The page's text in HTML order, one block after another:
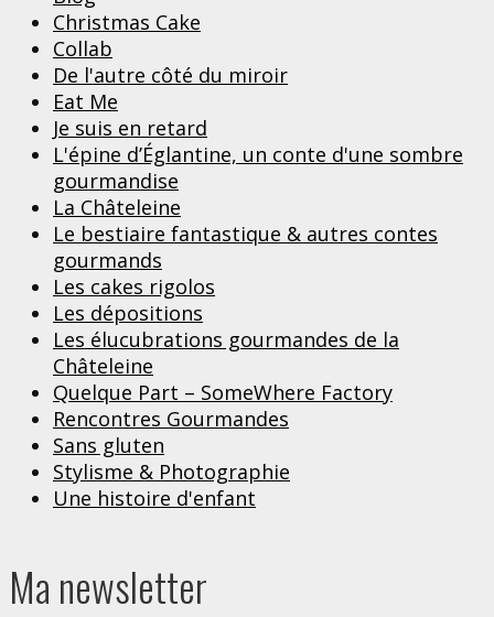
Christmas Cake
Collab
De l'autre côté du miroir
Eat Me
Je suis en retard
L'épine d’Églantine, un conte d'une sombre
gourmandise
La Châteleine
Le bestiaire fantastique & autres contes
gourmands
Les cakes rigolos
Les dépositions
Les élucubrations gourmandes de la
Châteleine
Quelque Part – SomeWhere Factory
Rencontres Gourmandes
Sans gluten
Stylisme & Photographie
Une histoire d'enfant
Ma newsletter